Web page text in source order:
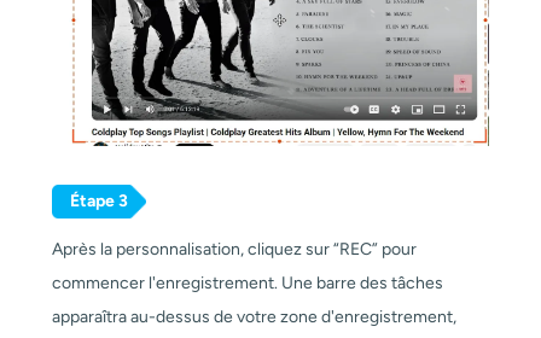
Étape 3
Après la personnalisation, cliquez sur “REC” pour
commencer l'enregistrement. Une barre des tâches
apparaîtra au-dessus de votre zone d'enregistrement,